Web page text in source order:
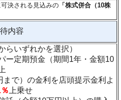
決される見込みの 「株式併合（10株
内容
らいずれかを選択）
ー定期預金（期間1年・金額10
まで）の金利を店頭提示金利よ
上乗せ